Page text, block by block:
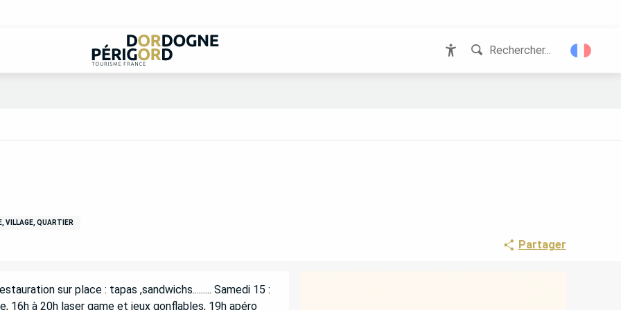
Rechercher...
VILLAGE, QUARTIER
Partager
sur place : tapas ,sandwichs......... Samedi 15 :
16h à 20h laser game et jeux gonflables, 19h apéro